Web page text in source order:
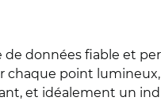
données fiable et
point
et idéalement un